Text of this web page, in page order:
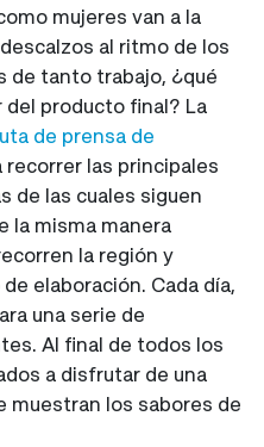
mujeres van a la
al ritmo de los
de tanto trabajo, ¿qué
producto final? La
de prensa de
las principales
de las cuales siguen
la misma manera
la región y
elaboración. Cada día,
una serie de
Al final de todos los
a disfrutar de una
muestran los sabores de